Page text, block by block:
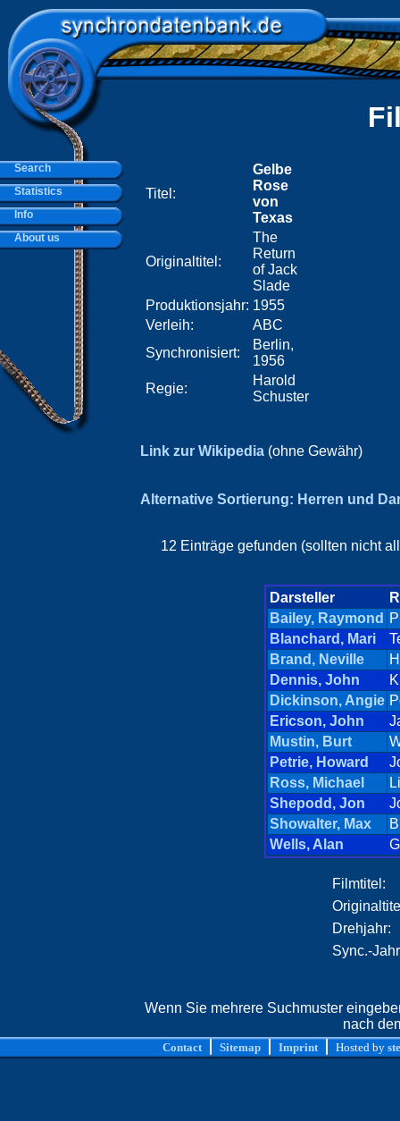
Titel:
Gelbe
Rose
von
Texas
Originaltitel:
The
Return
of Jack
Slade
Produktionsjahr: 1955
Verleih:
ABC
Synchronisiert:
Berlin,
1956
Regie:
Harold
Schuster
Link zur Wikipedia (ohne Gewähr)
Alternative Sortierung: Herren und
12 Einträge gefunden (sollten nicht
Darsteller
Bailey, Raymond
Blanchard, Mari
Brand, Neville
Dennis, John
Dickinson, Angie
Ericson, John
Mustin, Burt
Petrie, Howard
Ross, Michael
Shepodd, Jon
Showalter, Max
Wells, Alan
Filmtitel:
Drehjahr:
Sync.-
Wenn Sie mehrere Suchmuster
nach
Contact Sitemap Imprint Hosted by
Search
Statistics
Info
About us